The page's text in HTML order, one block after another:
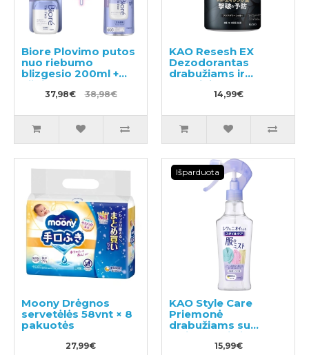
Biore Plovimo putos
nuo riebumo
blizgesio 200ml +
užpildas 340ml
37,98€ 38,98€
KAO Resesh EX
Dezodorantas
drabužiams ir
skalbiniams 350ml
14,99€
Moony Drėgnos
servetėlės 58vnt × 8
pakuotės
27,99€
Išparduota
KAO Style Care
Priemonė
drabužiams su
lyginamuoju ir
antistatiniu efektu
15,99€